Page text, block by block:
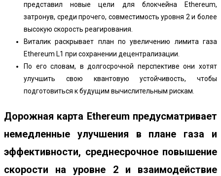
представил новые цели для блокчейна Ethereum,
затронув, среди прочего, совместимость уровня 2 и более
высокую скорость реагирования.
Виталик раскрывает план по увеличению лимита газа
Ethereum L1 при сохранении децентрализации.
По его словам, в долгосрочной перспективе они хотят
улучшить свою квантовую устойчивость, чтобы
подготовиться к будущим вычислительным рискам.
Дорожная карта Ethereum предусматривает
немедленные улучшения в плане газа и
эффективности, среднесрочное повышение
скорости на уровне 2 и взаимодействие